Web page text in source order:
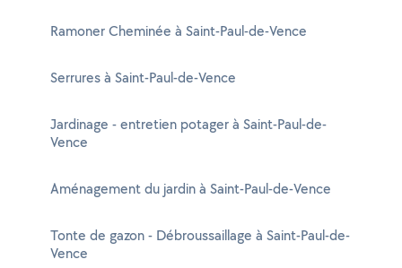
Ramoner Cheminée à Saint-Paul-de-Vence
Serrures à Saint-Paul-de-Vence
Jardinage - entretien potager à Saint-Paul-de-
Vence
Aménagement du jardin à Saint-Paul-de-Vence
Tonte de gazon - Débroussaillage à Saint-Paul-de-
Vence